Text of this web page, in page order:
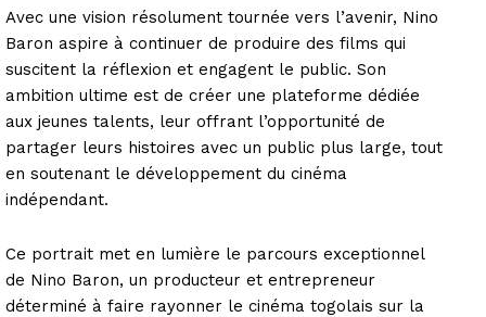
Avec une vision résolument tournée vers l’avenir, Nino
Baron aspire à continuer de produire des films qui
suscitent la réflexion et engagent le public. Son
ambition ultime est de créer une plateforme dédiée
aux jeunes talents, leur offrant l’opportunité de
partager leurs histoires avec un public plus large, tout
en soutenant le développement du cinéma
indépendant.
Ce portrait met en lumière le parcours exceptionnel
de Nino Baron, un producteur et entrepreneur
déterminé à faire rayonner le cinéma togolais sur la